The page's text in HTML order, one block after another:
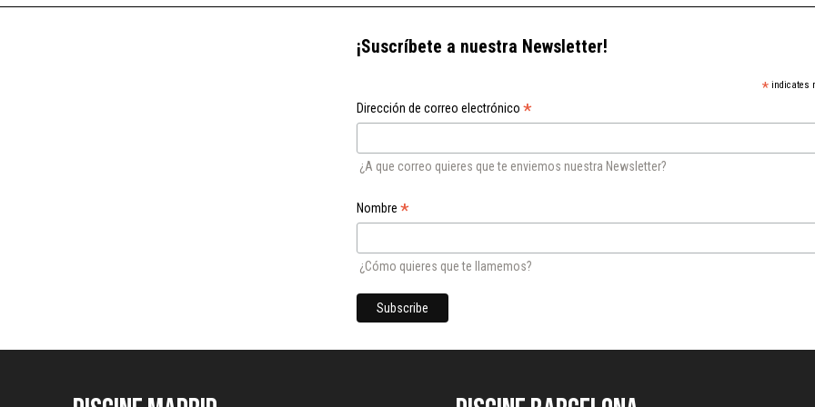
¡Suscríbete a nuestra Newsletter!
*indicates
Dirección de correo electrónico *
¿A que correo quieres que te enviemos nuestra Newsletter?
Nombre *
¿Cómo quieres que te llamemos?